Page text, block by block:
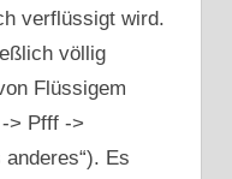
verflüssigt wird.
völlig
Flüssigem
> Pfff ->
Es